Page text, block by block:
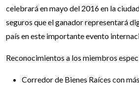
celebrará en mayo del 2016 en la
seguros que el ganador representará
país en este importante evento
Reconocimientos a los miembros
Corredor de Bienes Raíces con